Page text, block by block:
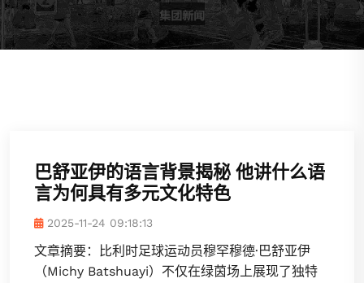
巴舒亚伊的语言背景揭秘 他讲什么语
言为何具有多元文化特色
2025-11-24 09:18:13
文章摘要：比利时足球运动员穆罕穆德·巴舒亚伊
（Michy Batshuayi）不仅在绿茵场上展现了独特